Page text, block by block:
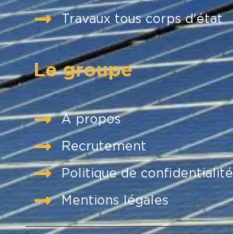
Travaux tous corps d'état
Le groupe
À propos
Recrutement
Politique de confidentialité
Mentions légales